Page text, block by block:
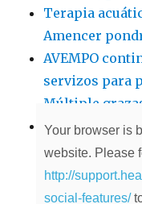
Terapia
Amencer
AVEMPO
servizos para
Múltiple
Estrenamos
Your browser is
website. Please
http://
social-features/